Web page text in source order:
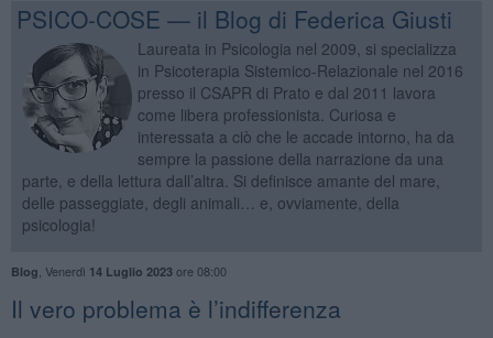
PSICO-COSE — il Blog di Federica Giusti
Laureata in Psicologia nel 2009, si specializza
in Psicoterapia Sistemico-Relazionale nel 2016
presso il CSAPR di Prato e dal 2011 lavora
come libera professionista. Curiosa e
interessata a ciò che le accade intorno, ha da
sempre la passione della narrazione da una
parte, e della lettura dall’altra. Si definisce amante del mare,
delle passeggiate, degli animali… e, ovviamente, della
psicologia!
Blog Venerdì 14 Luglio 2023ore 08:00
​Il vero problema è l’indifferenza